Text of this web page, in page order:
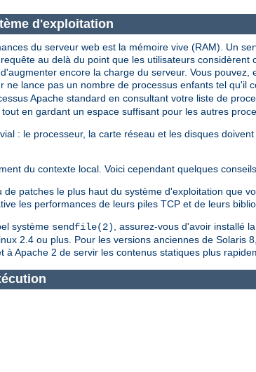
d'exploitation
du serveur web est la mémoire vive (RAM). Un
au delà du point que les utilisateurs
encore la charge du serveur. Vous
ne lance pas un nombre de processus enfants tel qu'il
Apache standard en consultant votre liste de
en gardant un espace suffisant pour les autres
: le processeur, la carte réseau et les disques
du contexte local. Voici cependant quelques
patches le plus haut du système d'exploitation que
les performances de leurs piles TCP et de leurs
système sendfile(2)
, assurez-vous d'avoir installé
2.4 ou plus. Pour les versions anciennes de Solaris
à Apache 2 de servir les contenus statiques plus